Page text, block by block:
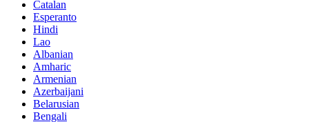
Catalan
Esperanto
Hindi
Lao
Albanian
Amharic
Armenian
Azerbaijani
Belarusian
Bengali